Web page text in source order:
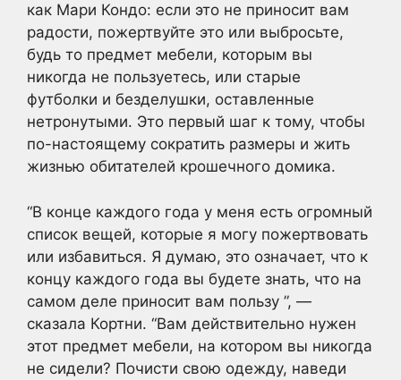
как Мари Кондо: если это не приносит вам
радости, пожертвуйте это или выбросьте,
будь то предмет мебели, которым вы
никогда не пользуетесь, или старые
футболки и безделушки, оставленные
нетронутыми. Это первый шаг к тому, чтобы
по-настоящему сократить размеры и жить
жизнью обитателей крошечного домика.
“В конце каждого года у меня есть огромный
список вещей, которые я могу пожертвовать
или избавиться. Я думаю, это означает, что к
концу каждого года вы будете знать, что на
самом деле приносит вам пользу ”, —
сказала Кортни. “Вам действительно нужен
этот предмет мебели, на котором вы никогда
не сидели? Почисти свою одежду, наведи